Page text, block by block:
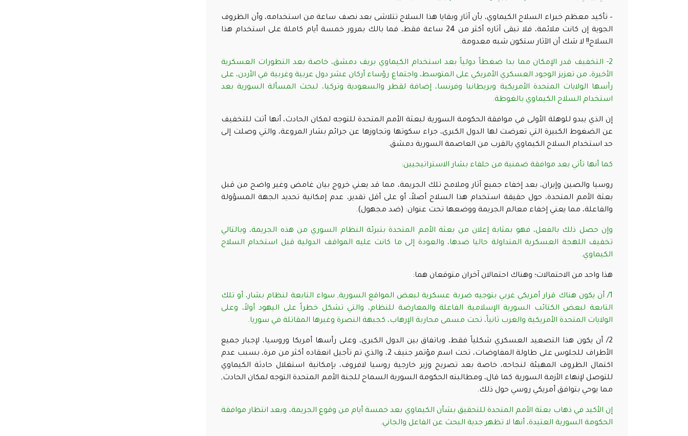
– تأكيد معظم خبراء السلاح الكيماوي، بأن آثار وبقايا هذا السلاح تتلاشى بعد نصف ساعة من استخدامه، وأن الظروف
الجوية إن كانت ملائمة، فلا تبقى آثاره أكثر من 24 ساعة فقط، فما بالك بمرور خمسة أيام كاملة على استخدام هذا
السلاح!! لا شك أن الآثار ستكون شبه معدومة.
2- التخفيف قدر الإمكان مما بدا ضغطاً دولياً بعد استخدام الكيماوي بريف دمشق، خاصة بعد التطورات العسكرية
الأخيرة، من تعزيز الوجود العسكري الأمريكي على المتوسط، واجتماع رؤساء أركان عشر دول عربية وغربية في الأردن، على
رأسها الولايات المتحدة الأمريكية وبريطانيا وفرنسا، إضافة لقطر والسعودية وتركيا، لبحث المسألة السورية بعد
استخدام السلاح الكيماوي بالغوطة.
إن الذي يبدو للوهلة الأولى في موافقة الحكومة السورية لبعثة الأمم المتحدة للتوجه لمكان الحادث، أنها أتت للتخفيف
عن الضغوط الكبيرة التي تعرضت لها الدول الكبرى، جراء سكوتها وتجاوزها عن جرائم بشار المروعة، والتي وصلت إلى
حد استخدام السلاح الكيماوي بالقرب من العاصمة السورية دمشق.
كما أنها تأتي بعد موافقة ضمنية من حلفاء بشار الاستراتيجيين:
روسيا والصين وإيران، بعد إخفاء جميع آثار وملامح تلك الجريمة، مما قد يعني خروج بيان غامض وغير واضح من قبل
بعثة الأمم المتحدة، حول حقيقة استخدام هذا السلاح أصلاً، أو على أقل تقدير، عدم إمكانية تحديد الجهة المسؤولة
والفاعلة، مما يعني إخفاء معالم الجريمة ووضعها تحت عنوان: (ضد مجهول).
وإن حصل ذلك بالفعل، فهو بمثابة إعلان من بعثة الأمم المتحدة بتبرئة النظام السوري من هذه الجريمة، وبالتالي
تخفيف اللهجة العسكرية المتداولة حاليا ضدها، والعودة إلى ما كانت عليه المواقف الدولية قبل استخدام السلاح
الكيماوي.
هذا واحد من الاحتمالات؛ وهناك احتمالان آخران متوقعان هما:
1/ أن يكون هناك قرار أمريكي غربي بتوجيه ضربة عسكرية لبعض المواقع السورية, سواء التابعة لنظام بشار، أو تلك
التابعة لبعض الكتائب السورية الإسلامية الفاعلة والمعارضة للنظام، والتي تشكل خطراً على اليهود أولاً، وعلى
الولايات المتحدة الأمريكية والغرب ثانياً، تحت مسمى محاربة الإرهاب، كجبهة النصرة وغيرها المقاتلة في سوريا.
2/ أن يكون هذا التصعيد العسكري شكلياً فقط، وباتفاق بين الدول الكبرى، وعلى رأسها أمريكا وروسيا، لإجبار جميع
الأطراف للجلوس على طاولة المفاوضات، تحت اسم مؤتمر جنيف 2،
والذي تم تأجيل انعقاده أكثر من مرة، بسبب عدم
اكتمال الظروف المهيئة لنجاحه، خاصة بعد تصريح وزير خارجية روسيا لافروف، بإمكانية استغلال حادثة الكيماوي
للتوصل لإنهاء الأزمة السورية كما قال، ومطالبته الحكومة السورية السماح للجنة الأمم المتحدة التوجه لمكان الحادث,
مما يوحي بتوافق أمريكي روسي حول ذلك.
إن الأكيد في ذهاب بعثة الأمم المتحدة للتحقيق بشأن الكيماوي بعد خمسة أيام من وقوع الجريمة، وبعد انتظار موافقة
الحكومة السورية العتيدة، أنها لا تظهر جدية البحث عن الفاعل والجاني.